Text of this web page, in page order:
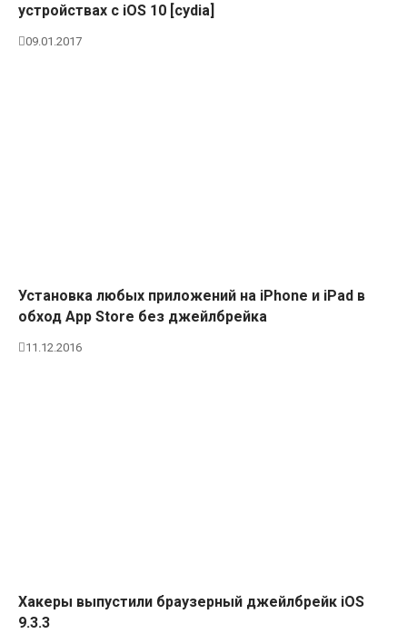
устройствах с iOS 10 [cydia]
09.01.2017
Установка любых приложений на iPhone и iPad в
обход App Store без джейлбрейка
11.12.2016
Хакеры выпустили браузерный джейлбрейк iOS
9.3.3